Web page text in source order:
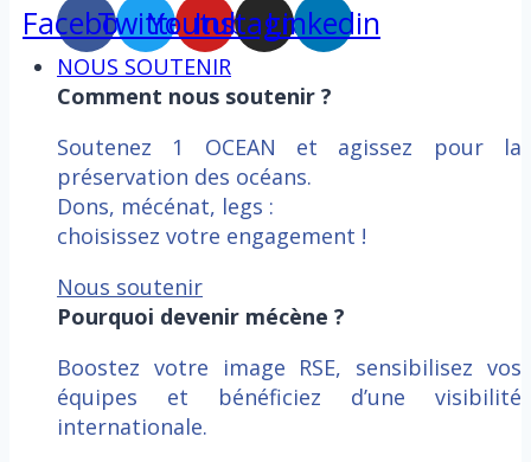
Facebook
TwitterYoutube
Instagram
Linkedin
NOUS SOUTENIR
Comment nous soutenir ?
Soutenez 1 OCEAN et agissez pour la
préservation des océans.
Dons, mécénat, legs :
choisissez votre engagement !
Nous soutenir
Pourquoi devenir mécène ?
Boostez votre image RSE, sensibilisez vos
équipes et bénéficiez d’une visibilité
internationale.